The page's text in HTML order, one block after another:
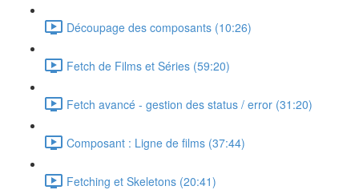
Découpage des composants (10:26)
Fetch de Films et Séries (59:20)
Fetch avancé - gestion des status / error (31:20)
Composant : Ligne de films (37:44)
Fetching et Skeletons (20:41)